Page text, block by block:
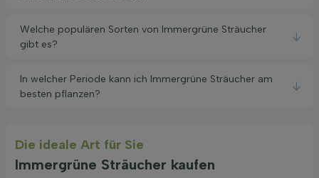
Welche populären Sorten von Immergrüne Sträucher
gibt es?
In welcher Periode kann ich Immergrüne Sträucher am
besten pflanzen?
Die ideale Art für Sie
Immergrüne Sträucher kaufen